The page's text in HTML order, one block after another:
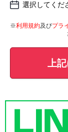
選択してくだ
※利用規約及びプラ
上